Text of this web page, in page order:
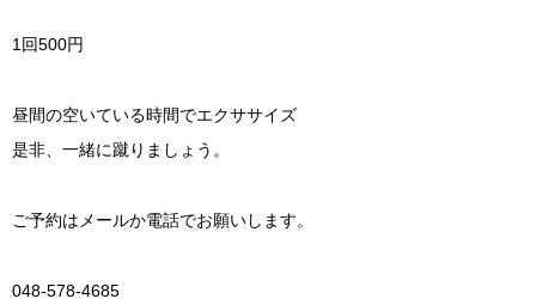
1回500円
昼間の空いている時間でエクササイズ
是非、一緒に蹴りましょう。
ご予約はメールか電話でお願いします。
048-578-4685